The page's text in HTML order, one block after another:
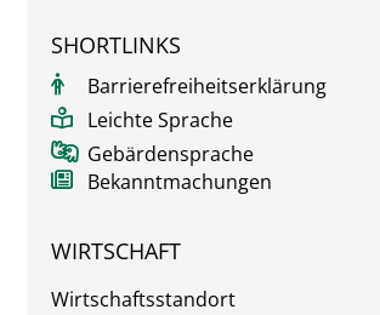
SHORTLINKS
Barrierefreiheitserklärung
Leichte Sprache
Gebärdensprache
Bekanntmachungen
WIRTSCHAFT
Wirtschaftsstandort